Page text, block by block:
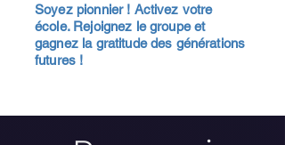
Soyez pionnier ! Activez votre
école. Rejoignez le groupe et
gagnez la gratitude des générations
futures !